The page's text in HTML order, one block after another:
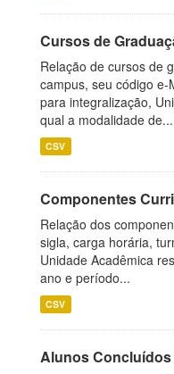
Cursos de
Relação de cursos de
campus, seu código
para integralização,
qual a modalidade de...
CSV
Componentes
Relação dos
sigla, carga horária,
Unidade Acadêmica
ano e período...
CSV
Alunos Concluídos